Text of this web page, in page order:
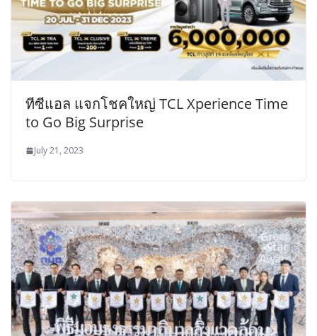
ทีซีแอล แจกโชคใหญ่ TCL Xperience Time
to Go Big Surprise
July 21, 2023